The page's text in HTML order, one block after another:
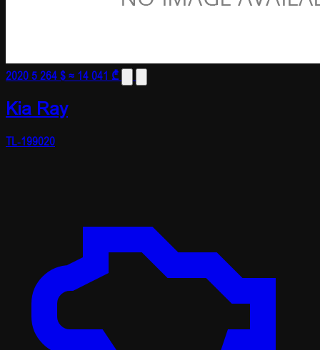
20205 264 $≈ 14 041 ₾
Kia Ray
TL-199020